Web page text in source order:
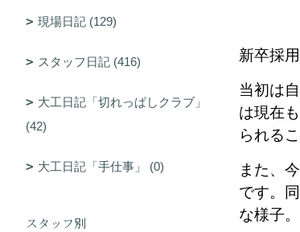
新卒採
当初は
は現在
られる
また、
です。
な様子
現場日記 (129)
スタッフ日記 (416)
大工日記「切れっぱしクラブ」
(42)
大工日記「手仕事」 (0)
スタッフ別